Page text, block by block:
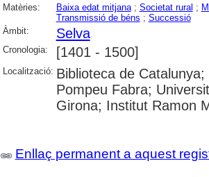
Matèries: Baixa edat mitjana; Societat rural ;
Transmissió de béns ; Successió
Àmbit:
Selva
Cronologia: [1401 - 1500]
Localització: Biblioteca de
Pompeu Fabra;
Girona; Institut Ramon
Enllaç permanent a aquest